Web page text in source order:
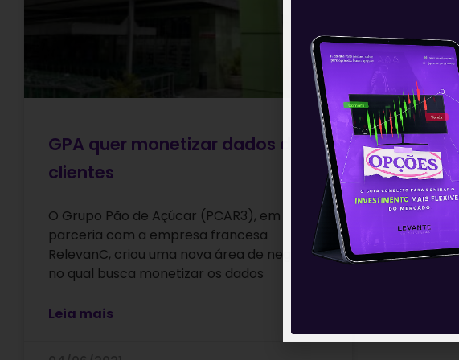
GPA quer monetizar dados de
clientes
O Grupo Pão de Açúcar (PCAR3), em
parceria com a empresa francesa
RelevanC, criou uma nova área de negócio
no qual busca monetizar os dados
Leia mais